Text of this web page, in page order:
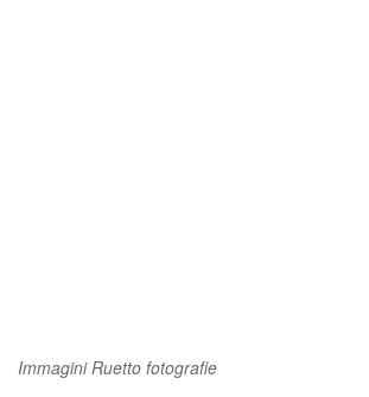
Immagini Ruetto fotografie